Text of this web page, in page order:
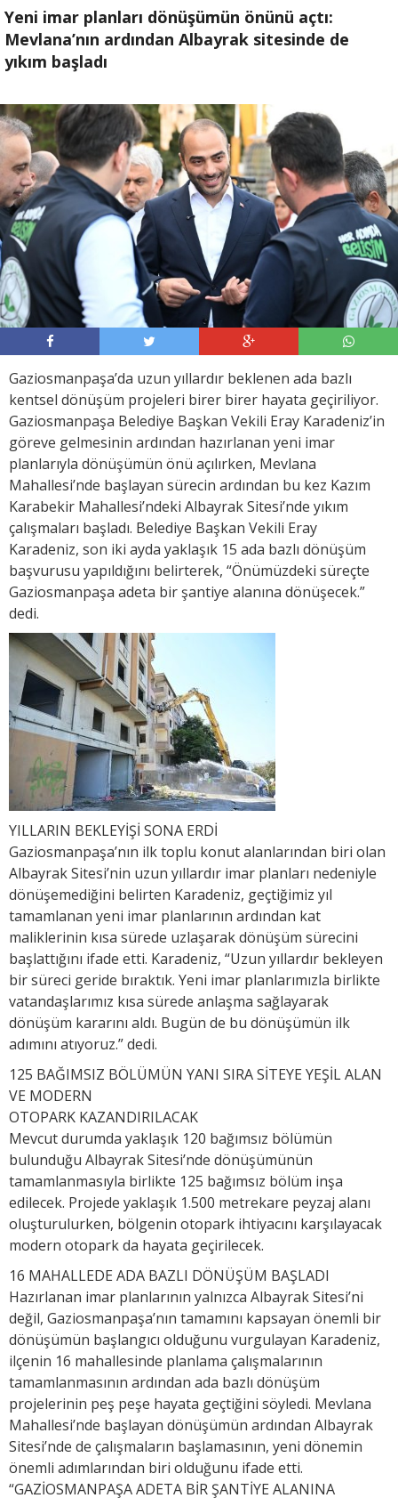
Yeni imar planları dönüşümün önünü açtı:
Mevlana’nın ardından Albayrak sitesinde de
yıkım başladı
Gaziosmanpaşa’da uzun yıllardır beklenen ada bazlı
kentsel dönüşüm projeleri birer birer hayata geçiriliyor.
Gaziosmanpaşa Belediye Başkan Vekili Eray Karadeniz’in
göreve gelmesinin ardından hazırlanan yeni imar
planlarıyla dönüşümün önü açılırken, Mevlana
Mahallesi’nde başlayan sürecin ardından bu kez Kazım
Karabekir Mahallesi’ndeki Albayrak Sitesi’nde yıkım
çalışmaları başladı. Belediye Başkan Vekili Eray
Karadeniz, son iki ayda yaklaşık 15 ada bazlı dönüşüm
başvurusu yapıldığını belirterek, “Önümüzdeki süreçte
Gaziosmanpaşa adeta bir şantiye alanına dönüşecek.”
dedi.
YILLARIN BEKLEYİŞİ SONA ERDİ
Gaziosmanpaşa’nın ilk toplu konut alanlarından biri olan
Albayrak Sitesi’nin uzun yıllardır imar planları nedeniyle
dönüşemediğini belirten Karadeniz, geçtiğimiz yıl
tamamlanan yeni imar planlarının ardından kat
maliklerinin kısa sürede uzlaşarak dönüşüm sürecini
başlattığını ifade etti. Karadeniz, “Uzun yıllardır bekleyen
bir süreci geride bıraktık. Yeni imar planlarımızla birlikte
vatandaşlarımız kısa sürede anlaşma sağlayarak
dönüşüm kararını aldı. Bugün de bu dönüşümün ilk
adımını atıyoruz.” dedi.
125 BAĞIMSIZ BÖLÜMÜN YANI SIRA SİTEYE YEŞİL ALAN
VE MODERN
OTOPARK KAZANDIRILACAK
Mevcut durumda yaklaşık 120 bağımsız bölümün
bulunduğu Albayrak Sitesi’nde dönüşümünün
tamamlanmasıyla birlikte 125 bağımsız bölüm inşa
edilecek. Projede yaklaşık 1.500 metrekare peyzaj alanı
oluşturulurken, bölgenin otopark ihtiyacını karşılayacak
modern otopark da hayata geçirilecek.
16 MAHALLEDE ADA BAZLI DÖNÜŞÜM BAŞLADI
Hazırlanan imar planlarının yalnızca Albayrak Sitesi’ni
değil, Gaziosmanpaşa’nın tamamını kapsayan önemli bir
dönüşümün başlangıcı olduğunu vurgulayan Karadeniz,
ilçenin 16 mahallesinde planlama çalışmalarının
tamamlanmasının ardından ada bazlı dönüşüm
projelerinin peş peşe hayata geçtiğini söyledi. Mevlana
Mahallesi’nde başlayan dönüşümün ardından Albayrak
Sitesi’nde de çalışmaların başlamasının, yeni dönemin
önemli adımlarından biri olduğunu ifade etti.
“GAZİOSMANPAŞA ADETA BİR ŞANTİYE ALANINA